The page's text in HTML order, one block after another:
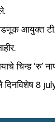
आयुक्त टी.
चिन्ह ‘रु’
दिनविशेष 8